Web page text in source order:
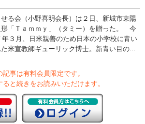
る会（小野喜明会長）は２日、新城市東陽
「Ｔａｍｍｙ」（タミー）を贈った。 今
３月、日米親善のため日本の小学校に青い
米宣教師ギューリック博士。新青い目の...
記事は有料会員限定です。
ると続きをお読みいただけます。